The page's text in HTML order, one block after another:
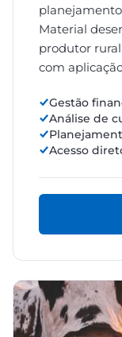
Material
produtor
com
Gestão
Análise de
Acesso